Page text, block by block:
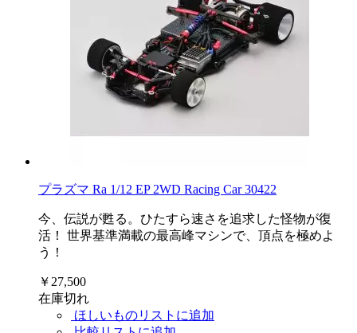
プラズマ Ra 1/12 EP 2WD Racing Car 30422
今、伝説が甦る。ひたすら速さを追求した怪物が復
活！ 世界基準満載の最高峰マシンで、頂点を極めよ
う！
￥27,500
在庫切れ
ほしいものリストに追加